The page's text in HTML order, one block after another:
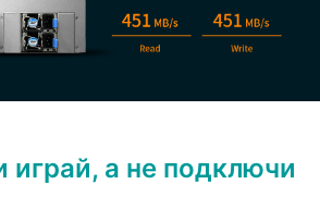
а не подключи